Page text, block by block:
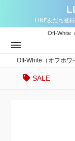
LINE友だち登
Off-White
Off-White（オフホワ
SALE